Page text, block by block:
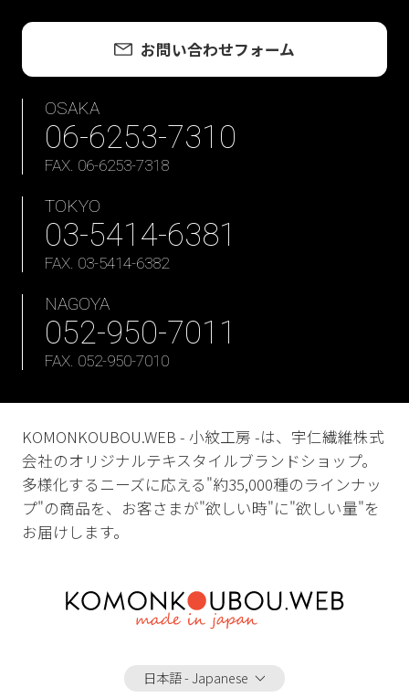
お問い合わせフォーム
OSAKA
06-6253-7310
FAX. 06-6253-7318
TOKYO
03-5414-6381
FAX. 03-5414-6382
NAGOYA
052-950-7011
FAX. 052-950-7010
日本語 - Japanese
KOMONKOUBOU.WEB - 小紋工房 -は、宇仁繊維株式
会社のオリジナルテキスタイルブランドショップ。
多様化するニーズに応える"約35,000種のラインナッ
プ"の商品を、お客さまが"欲しい時"に"欲しい量"を
お届けします。